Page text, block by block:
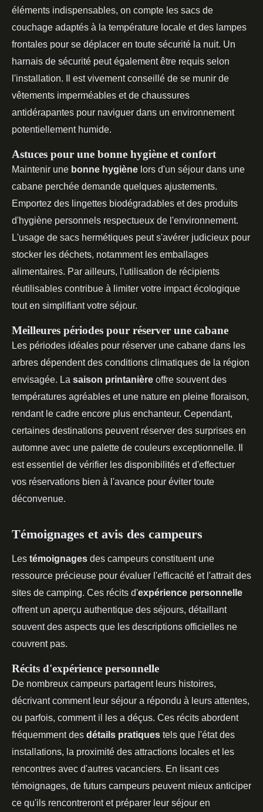
éléments indispensables, on compte les sacs de
couchage adaptés à la température locale et des lampes
frontales pour se déplacer en toute sécurité la nuit. Un
harnais de sécurité peut également être requis selon
l'installation. Il est vivement conseillé de se munir de
vêtements imperméables et de chaussures
antidérapantes pour naviguer dans un environnement
potentiellement humide.
Astuces pour une bonne hygiène et confort
Maintenir une bonne hygiène lors d'un séjour dans une
cabane perchée demande quelques ajustements.
Emportez des lingettes biodégradables et des produits
d'hygiène personnels respectueux de l'environnement.
L'usage de sacs hermétiques peut s'avérer judicieux pour
stocker les déchets, notamment les emballages
alimentaires. Par ailleurs, l'utilisation de récipients
réutilisables contribue à limiter votre impact écologique
tout en simplifiant votre séjour.
Meilleures périodes pour réserver une cabane
Les périodes idéales pour réserver une cabane dans les
arbres dépendent des conditions climatiques de la région
envisagée. La saison printanière offre souvent des
températures agréables et une nature en pleine floraison,
rendant le cadre encore plus enchanteur. Cependant,
certaines destinations peuvent réserver des surprises en
automne avec une palette de couleurs exceptionnelle. Il
est essentiel de vérifier les disponibilités et d'effectuer
vos réservations bien à l'avance pour éviter toute
déconvenue.
Témoignages et avis des campeurs
Les témoignages des campeurs constituent une
ressource précieuse pour évaluer l'efficacité et l'attrait des
sites de camping. Ces récits d'expérience personnelle
offrent un aperçu authentique des séjours, détaillant
souvent des aspects que les descriptions officielles ne
couvrent pas.
Récits d'expérience personnelle
De nombreux campeurs partagent leurs histoires,
décrivant comment leur séjour a répondu à leurs attentes,
ou parfois, comment il les a déçus. Ces récits abordent
fréquemment des détails pratiques tels que l'état des
installations, la proximité des attractions locales et les
rencontres avec d'autres vacanciers. En lisant ces
témoignages, de futurs campeurs peuvent mieux anticiper
ce qu'ils rencontreront et préparer leur séjour en